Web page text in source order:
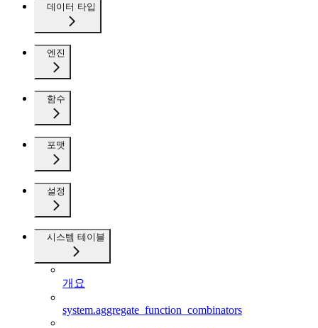
데이터 타입
엔진
함수
포맷
설정
시스템 테이블
개요
system.aggregate_function_combinators